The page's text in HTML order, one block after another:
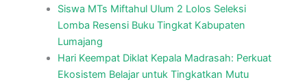
Siswa MTs Miftahul Ulum 2 Lolos Seleksi
Lomba Resensi Buku Tingkat Kabupaten
Lumajang
Hari Keempat Diklat Kepala Madrasah: Perkuat
Ekosistem Belajar untuk Tingkatkan Mutu